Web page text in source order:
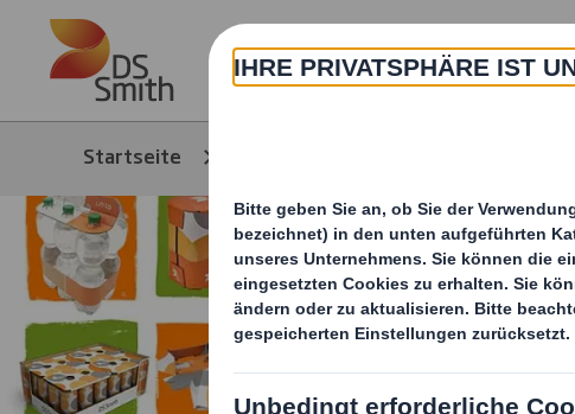
Skip to main content
Über Uns
Startseite